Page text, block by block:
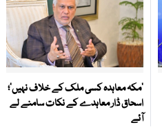
‘مکہ معاہدہ کسی ملک کے خلاف نہیں’؛
اسحاق ڈار معاہدے کے نکات سامنے لے
آئے